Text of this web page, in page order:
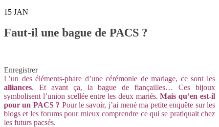
15 JAN
Faut-il une bague de PACS ?
Enregistrer
L’un des éléments-phare d’une cérémonie de mariage, ce sont les
alliances. Et avant ça, la bague de fiançailles… Ces bijoux
symbolisent l’union scellée entre les deux mariés.Mais qu’en est-il
pour un PACS ? Pour le savoir, j’ai mené ma petite enquête sur les
blogs et les forums pour mieux comprendre ce qui se pratiquait chez
les futurs pacsés.